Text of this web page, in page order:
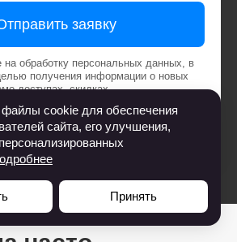
заявку
обработку персональных данных, в
получения информации о новых
доступах, скидках,
на следующих условиях
публичного договора
файлы cookie для обеспечения
сайта, его улучшения,
Принять